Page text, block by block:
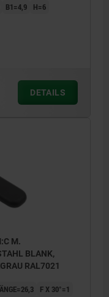
B1=4,9
H=6
DETAILS
M.
BLANK,
RAL7021
F X 30°=1